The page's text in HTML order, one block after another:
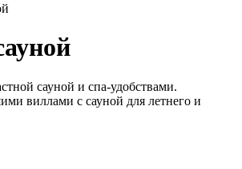
сауной и спа-удобствами.
виллами с сауной для летнего и